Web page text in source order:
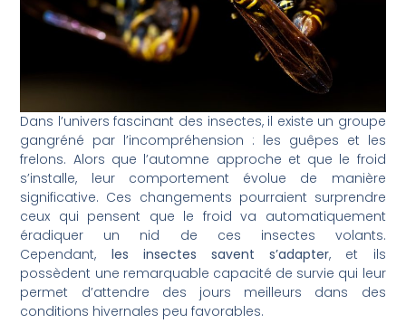
Dans l’univers fascinant des insectes, il existe un groupe
gangréné par l’incompréhension : les guêpes et les
frelons. Alors que l’automne approche et que le froid
s’installe, leur comportement évolue de manière
significative. Ces changements pourraient surprendre
ceux qui pensent que le froid va automatiquement
éradiquer un nid de ces insectes volants.
Cependant, les insectes savent s’adapter, et ils
possèdent une remarquable capacité de survie qui leur
permet d’attendre des jours meilleurs dans des
conditions hivernales peu favorables.